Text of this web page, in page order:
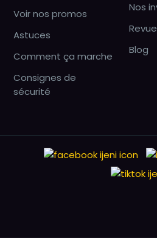
Voir nos promos
Astuces
Comment ça marche
Consignes de
sécurité
Nos
Blog